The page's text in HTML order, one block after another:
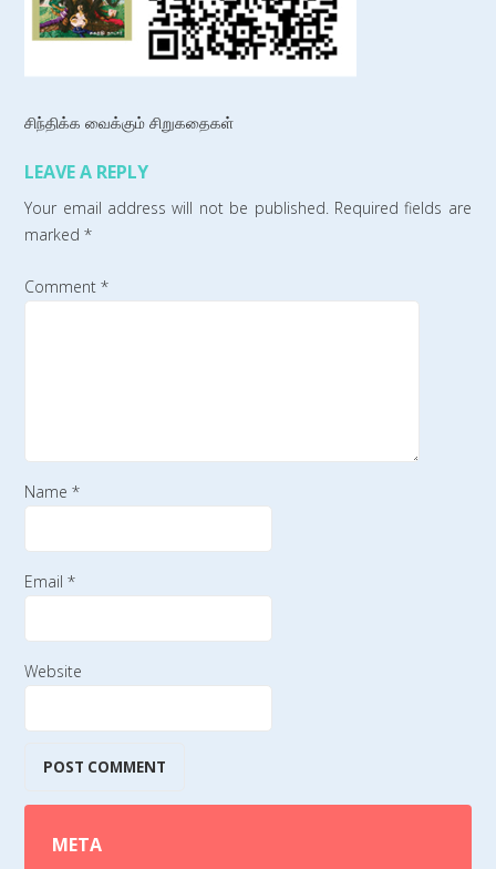
சிந்திக்க வைக்கும் சிறுகதைகள்
LEAVE A REPLY
Your email address will not be published. Required fields are
marked*
Comment*
Name*
Email*
Website
META